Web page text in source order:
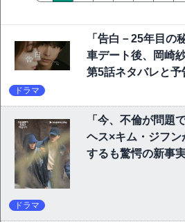
「告白－25年目の
車デート後、岡崎
第5話ネタバレと予
ドラマ
「今、不倫が問題
ヘス×キム・ジフ
するも驚愕の新事
ドラマ